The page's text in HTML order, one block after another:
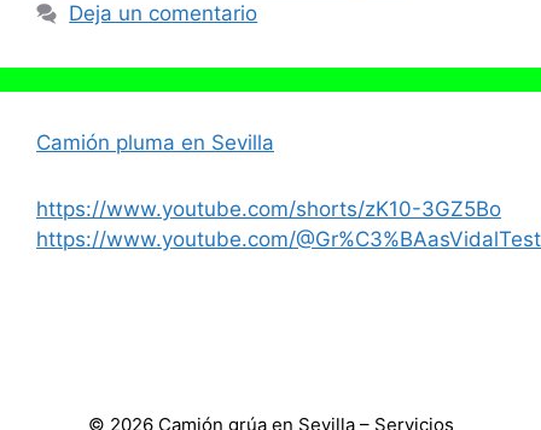
Deja un comentario
Camión pluma en Sevilla
https://www.youtube.com/shorts/zK10-3GZ5Bo
https://www.youtube.com/
© 2026 Camión grúa en Sevilla – Servicios